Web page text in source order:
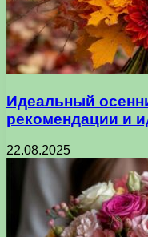
Идеальный
рекомендации и
22.08.2025